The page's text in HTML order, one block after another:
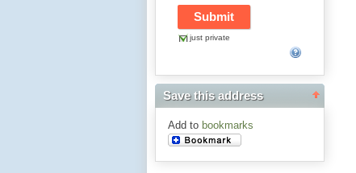
just private
Save this address
Add to bookmarks